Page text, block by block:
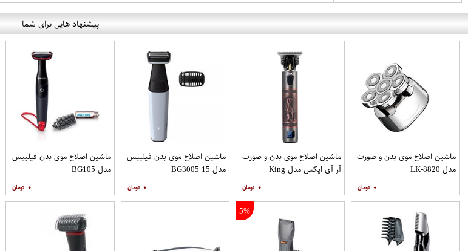
پیشنهاد هایی برای شما
ماشین اصلاح موی بدن و صورت
مدل LK-8820
۰
ماشین اصلاح موی بدن و صورت
آر آی ایکس مدل King
۰
ماشین اصلاح موی بدن فیلیپس
مدل BG3005 15
۰
ماشین اصلاح موی بدن فیلیپس
مدل BG105
۰
5%